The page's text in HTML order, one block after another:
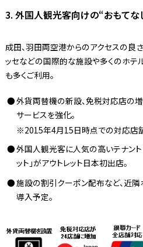
3. 外国人観光客向けの“おもてな
成田、羽田両空港からのアクセスの良
ッセなどの国際的な施設や多くのホテ
も多くご利用。
外貨両替機の新設、免税対応店の
サービスを強化。
2015年4月15日時点での対応店
外国人観光客に人気の高いテナント
ット」がアウトレット日本初出店。
施設の割引クーポン配布など、近
導入予定。